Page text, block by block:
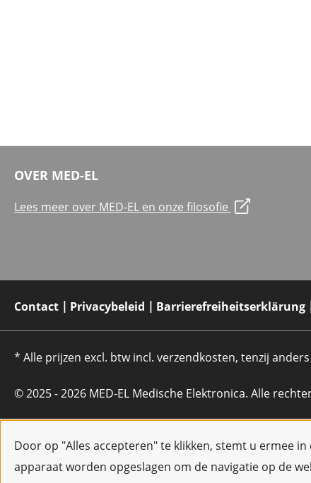
Door op "Alles accepteren" te klikken, stemt u ermee
apparaat worden opgeslagen om de navigatie op de
OVER MED-EL
Lees meer over MED-EL en onze filosofie
Contact Privacybeleid Barrierefreiheitserklärung
* Alle prijzen excl. btw incl. verzendkosten, tenzij
© 2025 - 2026 MED-EL Medische Elektronica. Alle